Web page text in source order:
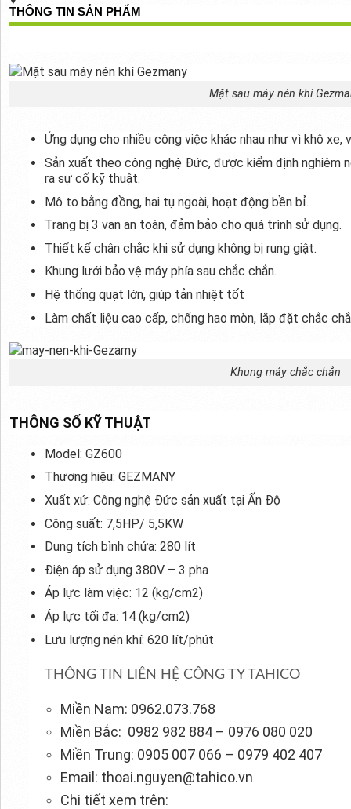
THÔNG TIN SẢN PHẨM
Mặt sau máy nén khí
Ứng dụng cho nhiều công việc khác nhau như vì khô xe,
Sản xuất theo công nghệ Đức, được kiểm định nghiêm
ra sự cố kỹ thuật.
Mô to bằng đồng, hai tụ ngoài, hoạt động bền bỉ.
Trang bị 3 van an toàn, đảm bảo cho quá trình sử dụng.
Thiết kế chân chắc khi sử dụng không bị rung giật.
Khung lưới bảo vệ máy phía sau chắc chắn.
Hệ thống quạt lớn, giúp tản nhiệt tốt
Làm chất liệu cao cấp, chống hao mòn, lắp đặt chắc
Khung máy chắc chắn
THÔNG SỐ KỸ THUẬT
Model: GZ600
Thương hiệu: GEZMANY
Xuất xứ: Công nghệ Đức sản xuất tại Ấn Độ
Công suất: 7,5HP/ 5,5KW
Dung tích bình chứa: 280 lít
Điện áp sử dụng 380V – 3 pha
Áp lực làm việc: 12 (kg/cm2)
Áp lực tối đa: 14 (kg/cm2)
Lưu lượng nén khí: 620 lít/phút
THÔNG TIN LIÊN HỆ CÔNG TY TAHICO
Miền Nam: 0962.073.768
Miền Bắc: 0982 982 884 – 0976 080 020
Miền Trung: 0905 007 066 – 0979 402 407
Email: thoai.nguyen@tahico.vn
Chi tiết xem trên: